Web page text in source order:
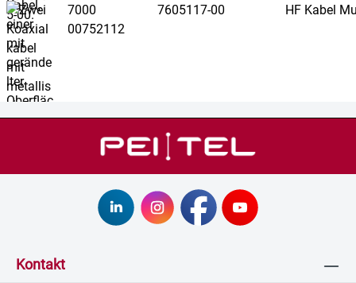
7000
00752112
7605117-00 HF Kabel
Kontakt